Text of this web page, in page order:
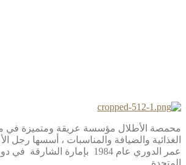
محمصة الأطلال مؤسسة عريقة ومتميزة في
الغذائية والضيافة والمناسبات ، أسسها رجل
عمر الدوري عام 1984 بإمارة